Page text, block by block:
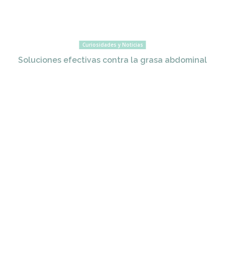
Curiosidades y Noticias
Soluciones efectivas contra la grasa abdominal